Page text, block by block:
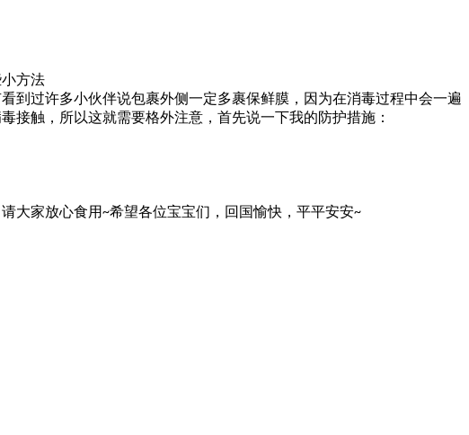
方法
到过许多小伙伴说包裹外侧一定多裹保鲜膜，因为在消毒过程中会一遍
接触，所以这就需要格外注意，首先说一下我的防护措施：
大家放心食用~希望各位宝宝们，回国愉快，平平安安~